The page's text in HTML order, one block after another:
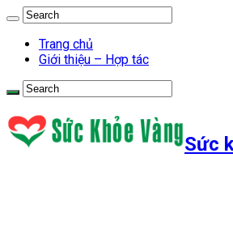
Trang chủ
Giới thiệu – Hợp tác
Sức